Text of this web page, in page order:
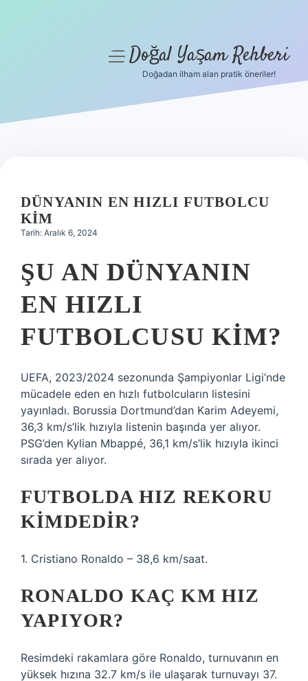
Hakkımızda
menüyüDoğal Yaşam Rehberi
Doğadan ilham alan pratik öneriler!
DÜNYANIN EN HIZLI FUTBOLCU
KIM
Tarih: Aralık 6, 2024
ŞU AN DÜNYANIN
EN HIZLI
FUTBOLCUSU KIM?
UEFA, 2023/2024 sezonunda Şampiyonlar Ligi’nde
mücadele eden en hızlı futbolcuların listesini
yayınladı. Borussia Dortmund’dan Karim Adeyemi,
36,3 km/s’lik hızıyla listenin başında yer alıyor.
PSG’den Kylian Mbappé, 36,1 km/s’lik hızıyla ikinci
sırada yer alıyor.
FUTBOLDA HIZ REKORU
KIMDEDIR?
1. Cristiano Ronaldo – 38,6 km/saat.
RONALDO KAÇ KM HIZ
YAPIYOR?
Resimdeki rakamlara göre Ronaldo, turnuvanın en
yüksek hızına 32.7 km/s ile ulaşarak turnuvayı 37.